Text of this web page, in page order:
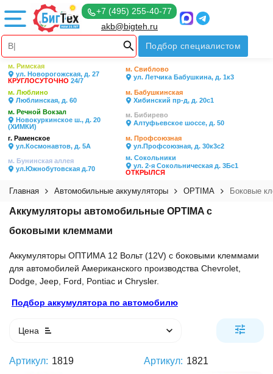
+7 (495) 255-40-77
akb@bigteh.ru
Подбор специалистом
м. Римская
ул. Новорогожская, д. 27
КРУГЛОСУТОЧНО 24/7
м. Свиблово
ул. Летчика Бабушкина, д. 1к3
м. Люблино
Люблинская, д. 60
м. Бабушкинская
Хибинский пр-д, д. 20с1
м. Речной Вокзал
Новокуркинское ш., д. 20
(ХИМКИ)
м. Бибирево
Алтуфьевское шоссе, д. 50
г. Раменское
ул.Космонавтов, д. 5А
м. Профсоюзная
ул.Профсоюзная, д. 30к3с2
м. Бунинская аллея
ул.Южнобутовская д.70
м. Сокольники
ул. 2-я Сокольническая д. 3Бс1
ОТКРЫЛСЯ
Главная Автомобильные аккумуляторы OPTIMA Боковые
Аккумуляторы автомобильные OPTIMA c
боковыми клеммами
Аккумуляторы ОПТИМА 12 Вольт (12V) c боковыми клеммами
для автомобилей Американского производства Chevrolet,
Dodge, Jeep, Ford, Pontiac и Chrysler.
Подбор аккумулятора по автомобилю
Цена
Артикул: 1819 Артикул: 1821